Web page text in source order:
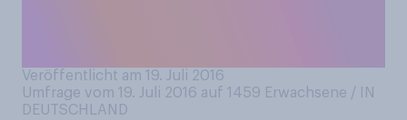
Veröffentlicht am 19. Juli 2016
Umfrage vom 19. Juli 2016 auf 1459 Erwachsene / IN
DEUTSCHLAND